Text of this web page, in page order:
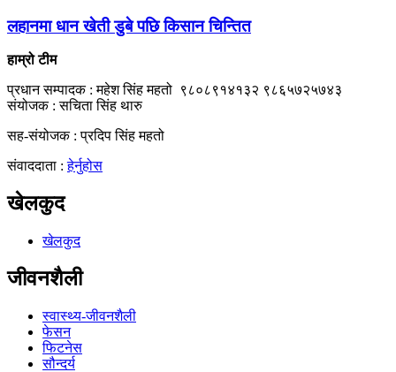
लहानमा धान खेती डुबे पछि किसान चिन्तित
हाम्रो टीम
प्रधान सम्पादक : महेश सिंह महतो ९८०८९१४१३२ ९८६५७२५७४३
संयोजक : सचिता सिंह थारु
सह-संयोजक : प्रदिप सिंह महतो
संवाददाता :हेर्नुहोस
खेलकुद
खेलकुद
जीवनशैली
स्वास्थ्य-जीवनशैली
फेसन
फिटनेस
सौन्दर्य